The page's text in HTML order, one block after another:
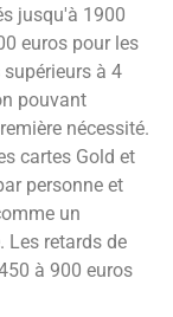
jusqu'à 1900
euros pour les
à 4
pouvant
nécessité.
cartes Gold et
personne et
un
Les retards de
à 900 euros